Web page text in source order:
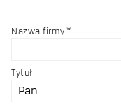
Nazwa firmy
Tytuł